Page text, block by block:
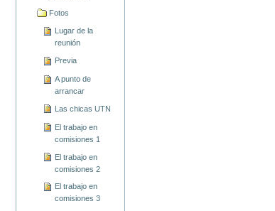
Fotos
Lugar de la
reunión
Previa
A punto de
arrancar
Las chicas UTN
El trabajo en
comisiones 1
El trabajo en
comisiones 2
El trabajo en
comisiones 3